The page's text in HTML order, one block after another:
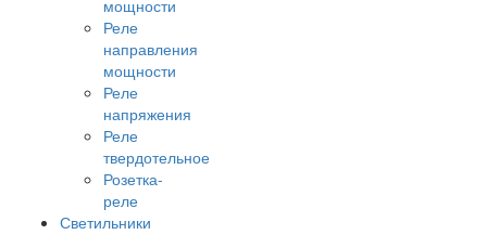
мощности
Реле
направления
мощности
Реле
напряжения
Реле
твердотельное
Розетка-
реле
Светильники